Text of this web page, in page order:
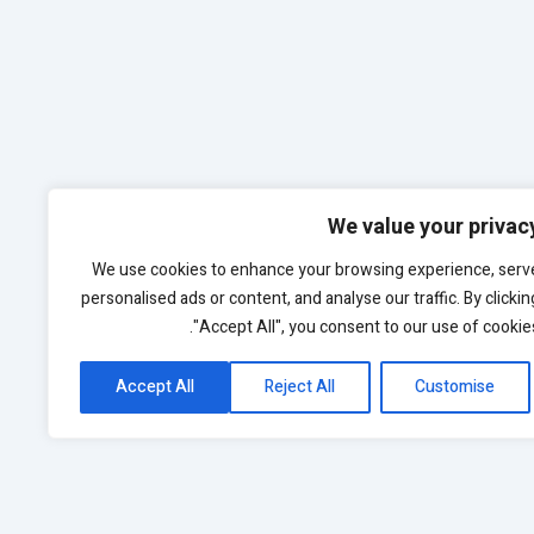
We value your
We use cookies to enhance your browsing experience,
personalised ads or content, and analyse our traffic. By
"Accept All", you consent to our use of
Customise
Reject All
Accept All